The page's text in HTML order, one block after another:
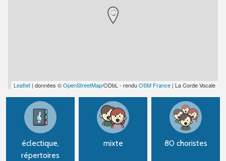
Leaflet | données ©OpenStreetMap/ODbL - renduOSM France | La Corde Vocale
éclectique,
répertoires
mixte 80 choristes